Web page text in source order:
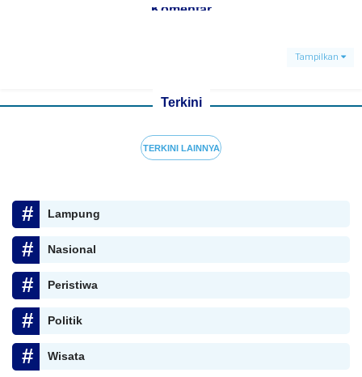
Komentar
Tampilkan
Terkini
TERKINI LAINNYA
Lampung
Nasional
Peristiwa
Politik
Wisata